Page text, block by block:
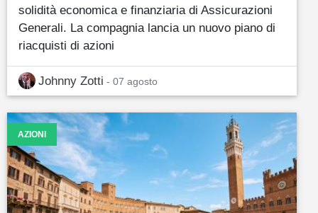
solidità economica e finanziaria di Assicurazioni
Generali. La compagnia lancia un nuovo piano di
riacquisti di azioni
Johnny Zotti - 07 agosto
AZIONI